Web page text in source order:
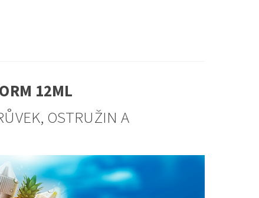
12ML
OSTRUŽIN A